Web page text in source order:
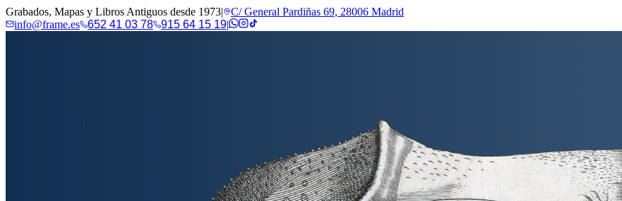
Grabados, Mapas y Libros Antiguos desde 1973|
C/ General Pardiñas 69, 28006 Madrid
info@frame.es
652 41 03 78 915 64 15 19|